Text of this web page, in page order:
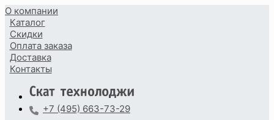
О компании
Каталог
Скидки
Оплата заказа
Доставка
Контакты
+7 (495) 663-73-29